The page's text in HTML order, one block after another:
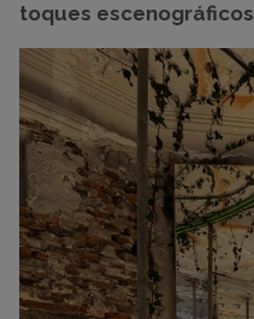
toques escenográficos